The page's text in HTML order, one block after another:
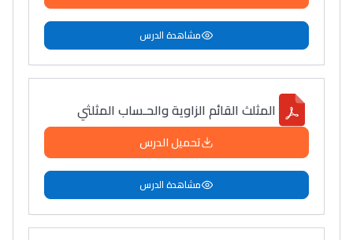
Collège au Maroc
Post-Bac
Interviews/Vidéos
مشاهدة الدرس
المثلث القائم الزاوية والحـساب المثلثي
تحميل الدرس
مشاهدة الدرس